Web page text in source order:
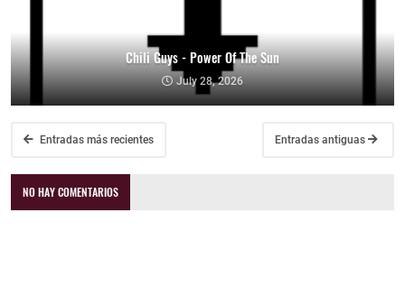
Chili Guys - Power Of The Sun
July 28, 2026
Entradas más recientes Entradas antiguas
NO HAY COMENTARIOS